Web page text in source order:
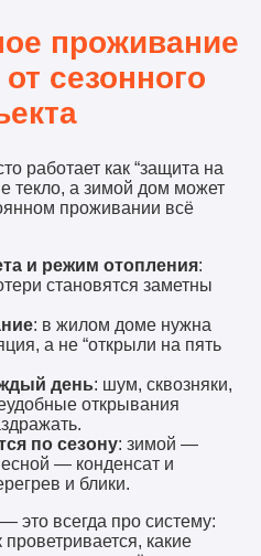
проживание
сезонного
работает как “защита на
текло, а зимой дом может
проживании всё
и режим отопления:
становятся заметны
: в жилом доме нужна
а не “открыли на пять
день: шум, сквозняки,
открывания
по сезону: зимой —
— конденсат и
и блики.
это всегда про систему:
проветривается, какие